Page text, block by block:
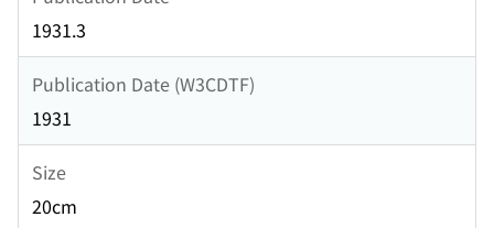
1931.3
Publication Date (W3CDTF)
1931
Size
20cm